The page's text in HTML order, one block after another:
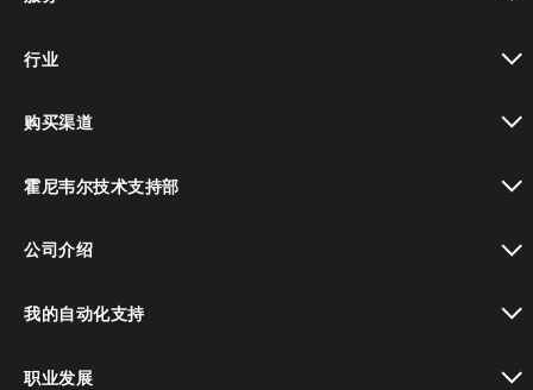
行业
购买渠道
霍尼韦尔技术支持部
公司介绍
我的自动化支持
职业发展